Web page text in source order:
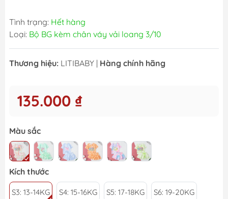
Tình trạng: Hết hàng
Loại: Bộ BG kèm chân váy vải loang 3/10
Thương hiệu: LITIBABY | Hàng chính hãng
135.000 ₫
Màu sắc
Kích thước
S3: 13-14KG S4: 15-16KG S5: 17-18KG S6: 19-20KG